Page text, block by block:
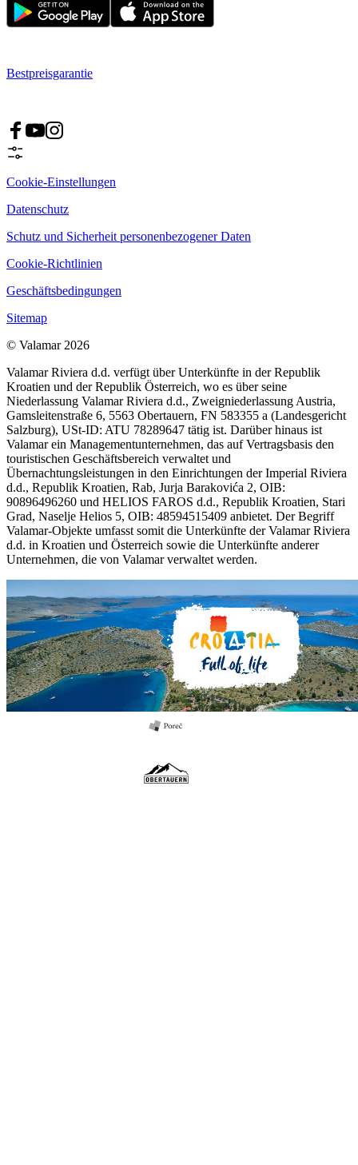
Bestpreisgarantie
Cookie-Einstellungen
Datenschutz
Schutz und Sicherheit personenbezogener Daten
Cookie-Richtlinien
Geschäftsbedingungen
Sitemap
© Valamar 2026
Valamar Riviera d.d. verfügt über Unterkünfte in der Republik
Kroatien und der Republik Österreich, wo es über seine
Niederlassung Valamar Riviera d.d., Zweigniederlassung Austria,
Gamsleitenstraße 6, 5563 Obertauern, FN 583355 a (Landesgericht
Salzburg), USt-ID: ATU 78289647 tätig ist. Darüber hinaus ist
Valamar ein Managementunternehmen, das auf Vertragsbasis den
touristischen Geschäftsbereich verwaltet und
Übernachtungsleistungen in den Einrichtungen der Imperial Riviera
d.d., Republik Kroatien, Rab, Jurja Barakovića 2, OIB:
90896496260 und HELIOS FAROS d.d., Republik Kroatien, Stari
Grad, Naselje Helios 5, OIB: 48594515409 anbietet. Der Begriff
Valamar-Objekte umfasst somit die Unterkünfte der Valamar Riviera
d.d. in Kroatien und Österreich sowie die Unterkünfte anderer
Unternehmen, die von Valamar verwaltet werden.